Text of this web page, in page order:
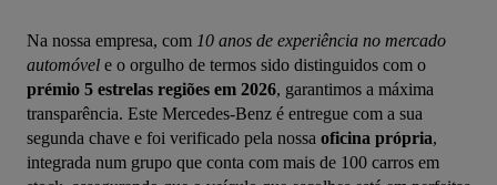
Na nossa empresa, com 10 anos de experiência no mercado
automóvel
prémio 5 estrelas regiões em 2026, garantimos a máxima
transparência. Este Mercedes-Benz é entregue com a sua
segunda chave e foi verificado pela nossa oficina própria,
integrada num grupo que conta com mais de 100 carros em